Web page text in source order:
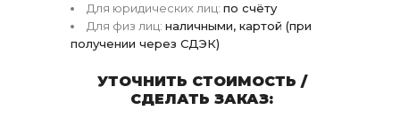
Для юридических лиц: по счёту
Для физ лиц: наличными, картой (при
получении через СДЭК)
УТОЧНИТЬ СТОИМОСТЬ /
СДЕЛАТЬ ЗАКАЗ: